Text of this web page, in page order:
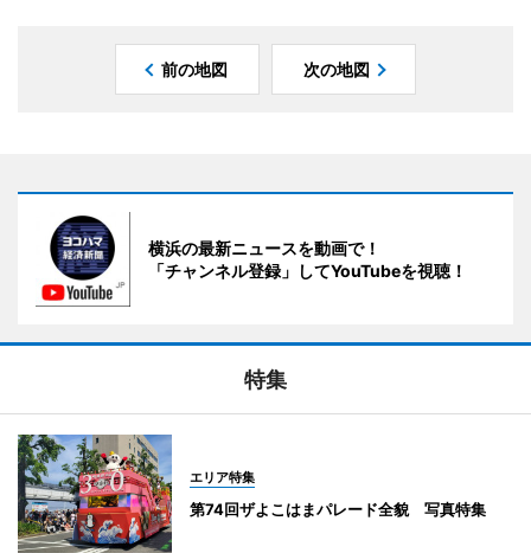
前の地図 次の地図
横浜の最新ニュースを動画で！
「チャンネル登録」してYouTubeを視聴！
特集
エリア特集
第74回ザよこはまパレード全貌 写真特集